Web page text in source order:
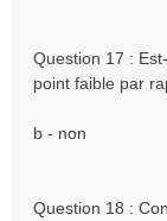
Question 17 :
point faible par
b - non
Question 18 :